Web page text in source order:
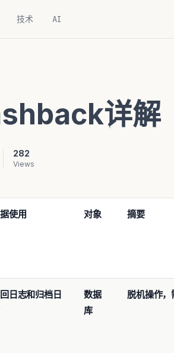
技术 AI
详解
282
Views
使用 对象 摘要
日志和归档日
数据
库
脱机操作，